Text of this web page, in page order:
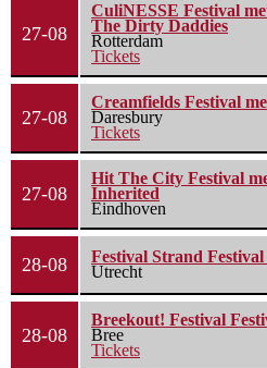
27-08
CuliNESSE Festival
The Dirty Daddies
Rotterdam
Tickets
27-08
Creamfields Festival
Daresbury
Tickets
27-08
Hit The City Festival
Inherited
Eindhoven
28-08
Festival Strand
Utrecht
28-08
Breekout! Festival
Bree
Tickets